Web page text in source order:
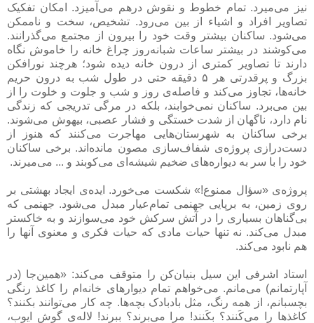
نیز می‌میرد. تمام خطوط و نقوش درهم می‌آمیزد. امکان تفکیک
تصاویر افراد و اشیاء از بین می‌رود. تشخیص، سخت و ناممکن
می‌شود. ساکنان بیشتر وقت خود را بیرون از مجتمع می‌گذرانند.
می‌کوشند در بیشتر ساعات شبانه‌روز چراغ خانه را خاموش نگاه
دارند تا تصاویر کمتری از درون خانه دیده شود؛ هرچند نورافکن
بزرگ و پرقدرتی هر ۵ دقیقه حتی در طول شب به درون حریم
خانه‌ها، تجاوز می‌کند و فاصله‌ی روز و شب و جلوت و خلوت را از
بین می‌برد. ساکنان نمی‌خوابند، بلکه در مرگی تدریجی که زندگی
نام دارد، ناگهان از شدت خستگی و فشار عصبی، بیهوش می‌شوند.
برخی ساکنان به شهرستان‌هایی مهاجرت می‌کنند که هنوز از
دست‌درازی پروژه‌ی شفاف‌سازی مصون مانده‌اند. برخی ساکنان
خود را با سر به دیواره‌های ضخیم شیشه‌ای می‌کوبند و ... می‌میرند.
پروژه‌ی «سؤال ممنوع!» شکست می‌خورد. ایده‌ی ایجاد بهشتی بر
روی زمین، به برپایی جهنمی تمام‌عیار مبدل می‌شود. جهنمی که
بی‌گناهان بسیاری را در آتش سرکش خود می‌سوازند و به خاکستر
مبدل می‌کند. نه تنها حیات مادی که حیات فکری و معنوی آنها را
هم نابود می‌کند.
استاد اشرفی این سیل بنیان‌کن را متوقف می‌کند: «همین‌جا (در
آپارتمانم) می‌مانم. می‌خواهم تمام دیوارهای خانه‌ام را کاغذ رنگی
بچسبانم، از همه رنگ، مثل بادبادک بچه‌ها. چه کار می‌توانند بکنند؟
کاغذها را می‌کَنند؟ بکَنند! مرا می‌برند؟ ببرند! لاله‌ی گوش ایوب،